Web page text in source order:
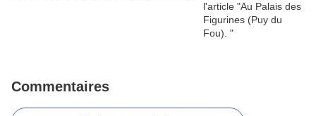
Commentaires